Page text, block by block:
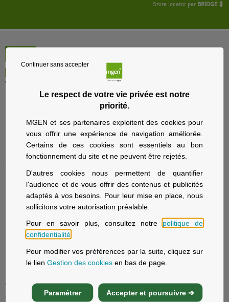
Le respect de votre vie privée est notre
priorité.
MGEN et ses partenaires exploitent des cookies pour
vous offrir une expérience de navigation améliorée.
Certains de ces cookies sont essentiels au bon
fonctionnement du site et ne peuvent être rejetés.
D'autres cookies nous permettent de quantifier
l'audience et de vous offrir des contenus et publicités
adaptés à vos besoins. Pour leur mise en place, nous
sollicitons votre autorisation préalable.
Pour en savoir plus, consultez notre politique de
confidentialité
Pour modifier vos préférences par la suite, cliquez sur
le lienGestion des cookies en bas de page.
Continuer sans accepter
Paramétrer Accepter et poursuivre ➔
Store locator par BRIDGE
Nos offres santé et prévoyance
Nos offres assurance voyage
Nos offres assurance immobilier
Nos offres assurance prévoyance
La sécurité sociale avec MGEN
Employeurs
Fonction publique d'État, Éducation nationale
Fonction publique hospitalière
MGEN Solutions, contrats collectifs
Patients
Acteur Global de Santé
Tous nos établissements d'hospitalisation, de soins et
d'hébergement